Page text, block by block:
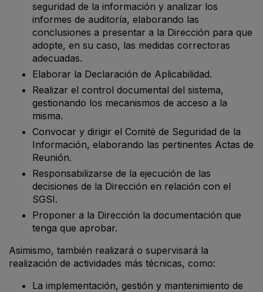
seguridad de la información y analizar los
informes de auditoría, elaborando las
conclusiones a presentar a la Dirección para que
adopte, en su caso, las medidas correctoras
adecuadas.
Elaborar la Declaración de Aplicabilidad.
Realizar el control documental del sistema,
gestionando los mecanismos de acceso a la
misma.
Convocar y dirigir el Comité de Seguridad de la
Información, elaborando las pertinentes Actas de
Reunión.
Responsabilizarse de la ejecución de las
decisiones de la Dirección en relación con el
SGSI.
Proponer a la Dirección la documentación que
tenga que aprobar.
Asimismo, también realizará o supervisará la
realización de actividades más técnicas, como:
La implementación, gestión y mantenimiento de